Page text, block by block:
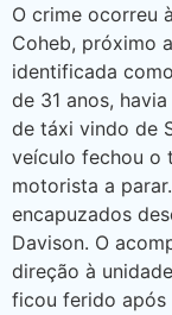
O crime ocorreu
Coheb, próximo
identificada
de 31 anos,
de táxi vindo de
veículo fechou o
motorista a
encapuzados
Davison. O
direção à
ficou ferido após